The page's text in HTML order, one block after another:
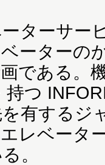
ターサー
ーターの
である。
つ
有するジ
レベータ
。